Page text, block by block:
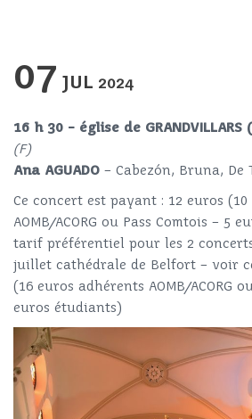
07 JUL 2024
16 h 30 – église de GRANDVILLARS
(F)
Ana AGUADO – Cabezón, Bruna, De
Ce concert est payant : 12 euros
AOMB/ACORG ou Pass Comtois – 5
tarif préférentiel pour les 2 concerts
juillet cathédrale de Belfort – voir
(16 euros adhérents AOMB/ACORG
euros étudiants)